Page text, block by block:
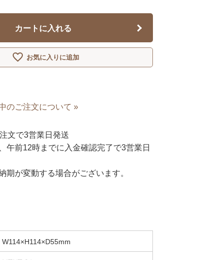
カートに入れる
お気に入りに追加
のご注文について »
文で3営業日発送
午前12時までに入金確認完了で3営業日
期が変動する場合がございます。
W114×H114×D55mm